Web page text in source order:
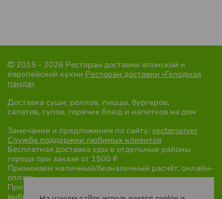
2015 - 2026 Ресторан доставки японской и
европейской кухни Ресторан доставки «Голодная
панда»
Доставка суши, роллов, пиццы, бургеров,
салатов, супов, горячих блюд и напитков на дом
Замечания и предложения по сайту: vectorserver
Служба поддержки любимых клиентов
Бесплатная доставка еды в отдельные районы
города при заказе от 1500 ₽
Принимаем наличный/безналичный расчёт, онлайн-
оплату.
При оформлении заказа обязательно укажите
выбранный вид оплаты.